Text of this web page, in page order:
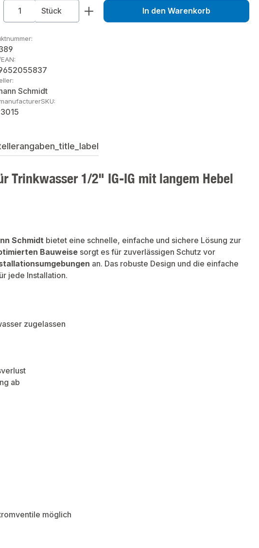
Anzahl: Gib den gewünschten Wert
Stück In den Warenkorb
Schmidt
Trinkwasser 1/2" IG-IG mit langem Hebel
Schmidt bietet eine schnelle, einfache und sichere Lösung zur
Bauweise sorgt es für zuverlässigen Schutz vor
an. Das robuste Design und die einfache
jede Installation.
zugelassen
ab
möglich